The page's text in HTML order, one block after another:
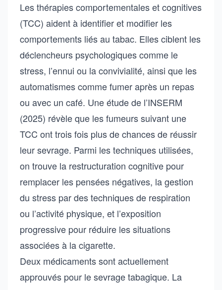
Les thérapies comportementales et cognitives
(TCC) aident à identifier et modifier les
comportements liés au tabac. Elles ciblent les
déclencheurs psychologiques comme le
stress, l’ennui ou la convivialité, ainsi que les
automatismes comme fumer après un repas
ou avec un café. Une étude de l’INSERM
(2025) révèle que les fumeurs suivant une
TCC ont trois fois plus de chances de réussir
leur sevrage. Parmi les techniques utilisées,
on trouve la restructuration cognitive pour
remplacer les pensées négatives, la gestion
du stress par des techniques de respiration
ou l’activité physique, et l’exposition
progressive pour réduire les situations
associées à la cigarette.
Deux médicaments sont actuellement
approuvés pour le sevrage tabagique. La